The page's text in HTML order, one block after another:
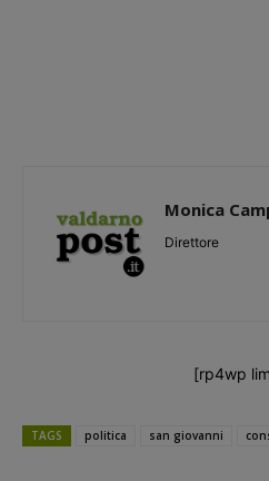
Monica
Direttore
[rp4wp
TAGS politica san giovanni